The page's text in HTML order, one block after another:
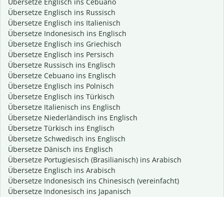
Übersetze Englisch ins Russisch
Übersetze Englisch ins Italienisch
Übersetze Indonesisch ins Englisch
Übersetze Englisch ins Griechisch
Übersetze Englisch ins Persisch
Übersetze Russisch ins Englisch
Übersetze Cebuano ins Englisch
Übersetze Englisch ins Polnisch
Übersetze Englisch ins Türkisch
Übersetze Italienisch ins Englisch
Übersetze Niederländisch ins Englisch
Übersetze Türkisch ins Englisch
Übersetze Schwedisch ins Englisch
Übersetze Dänisch ins Englisch
Übersetze Portugiesisch (Brasilianisch) ins Arabisch
Übersetze Englisch ins Arabisch
Übersetze Indonesisch ins Chinesisch (vereinfacht)
Übersetze Indonesisch ins Japanisch